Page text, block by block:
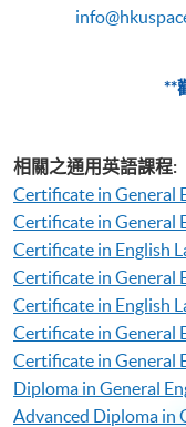
**
相關之通用英語課程:
Certificate in General
Certificate in General
Certificate in English
Certificate in General
Certificate in English
Certificate in General
Certificate in General
Diploma in General
Advanced Diploma in